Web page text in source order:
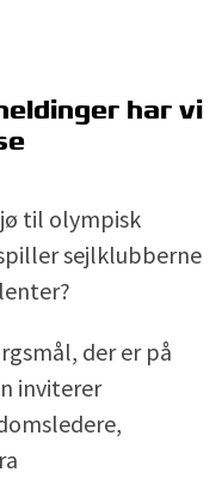
har vi
til olympisk
sejlklubberne
der er på
inviterer